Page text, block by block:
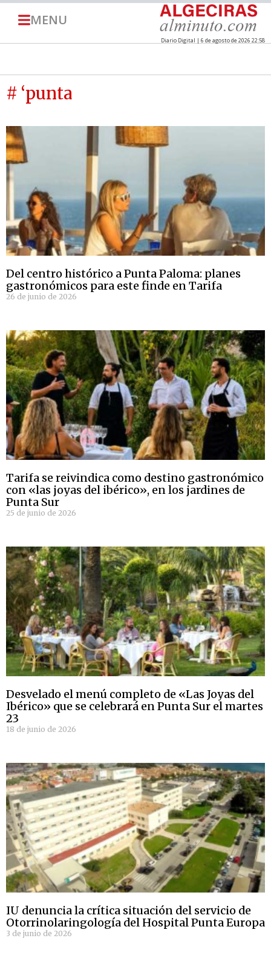
MENU
Diario Digital | 6 de agosto de 2026 22:58
# ‘punta
Del centro histórico a Punta Paloma: planes
gastronómicos para este finde en Tarifa
26 de junio de 2026
Tarifa se reivindica como destino gastronómico
con «las joyas del ibérico», en los jardines de
Punta Sur
25 de junio de 2026
Desvelado el menú completo de «Las Joyas del
Ibérico» que se celebrará en Punta Sur el martes
23
18 de junio de 2026
IU denuncia la crítica situación del servicio de
Otorrinolaringología del Hospital Punta Europa
3 de junio de 2026